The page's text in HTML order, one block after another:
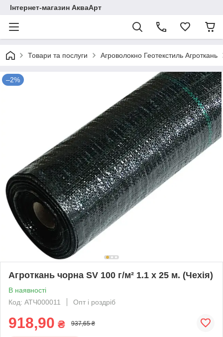
Інтернет-магазин АкваАрт
Товари та послуги Агроволокно Геотекстиль Агроткань
–2%
Агроткань чорна SV 100 г/м² 1.1 х 25 м. (Чехія)
В наявності
Код: АТЧ000011
Опт і роздріб
918,90 ₴ 937,65 ₴